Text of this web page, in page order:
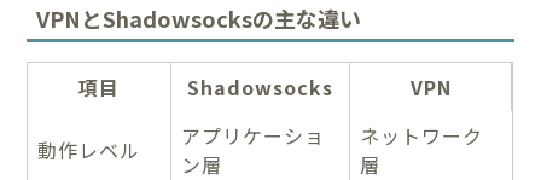
VPNとShadowsocksの主な違い
項目 Shadowsocks VPN
動作レベル
アプリケーショ
ン層
ネットワーク
層